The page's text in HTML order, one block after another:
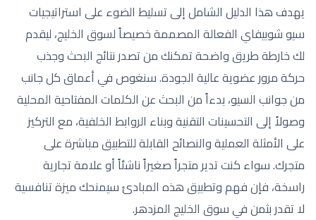
يهدف هذا الدليل الشامل إلى تسليط الضوء على استراتيجيات
سيو شوبيفاي الفعالة المصممة خصيصاً لسوق الخليج، ليقدم
لك خارطة طريق واضحة تمكنك من تصدر نتائج البحث وجذب
حركة مرور عضوية عالية الجودة. سنغوص في أعماق كل جانب
من جوانب السيو، بدءاً من البحث عن الكلمات المفتاحية المحلية
وصولاً إلى التحسينات التقنية وبناء الروابط الخلفية، مع التركيز
على الأمثلة العملية والنصائح القابلة للتطبيق مباشرة على
متجرك. سواء كنت تدير متجراً صغيراً ناشئاً أو علامة تجارية
راسخة، فإن فهم وتطبيق هذه المبادئ سيمنحك ميزة تنافسية
لا تقدر بثمن في سوق الخليج المزدهر.